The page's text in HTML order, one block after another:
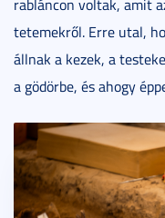
rabláncon voltak, amit
tetemekről. Erre utal,
állnak a kezek, a
a gödörbe, és ahogy